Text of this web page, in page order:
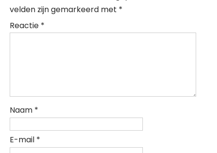
velden zijn gemarkeerd met *
Reactie *
Naam *
E-mail *